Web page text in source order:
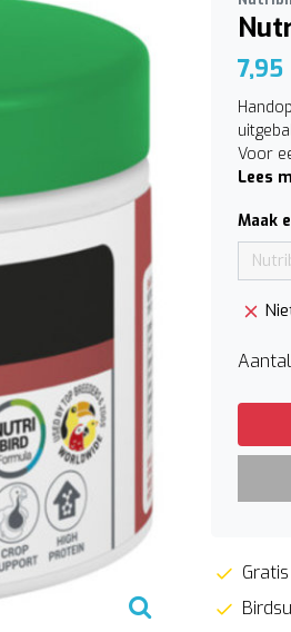
7,95
Voor
Lees
Maak
Aantal